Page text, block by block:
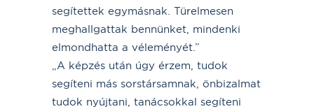
segítettek egymásnak. Türelmesen
meghallgattak bennünket, mindenki
elmondhatta a véleményét.”
„A képzés után úgy érzem, tudok
segíteni más sorstársamnak, önbizalmat
tudok nyújtani, tanácsokkal segíteni